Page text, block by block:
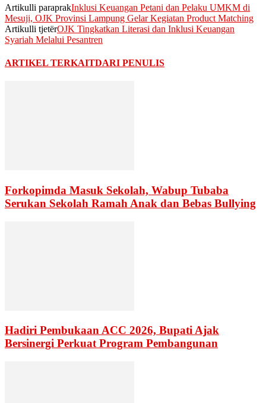
Artikulli paraprakInklusi Keuangan Petani dan Pelaku UMKM di
Mesuji, OJK Provinsi Lampung Gelar Kegiatan Product Matching
Artikulli tjetërOJK Tingkatkan Literasi dan Inklusi Keuangan
Syariah Melalui Pesantren
ARTIKEL TERKAITDARI PENULIS
Forkopimda Masuk Sekolah, Wabup Tubaba
Serukan Sekolah Ramah Anak dan Bebas Bullying
Hadiri Pembukaan ACC 2026, Bupati Ajak
Bersinergi Perkuat Program Pembangunan